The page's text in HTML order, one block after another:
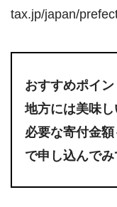
tax.jp/japan/
おすすめポイン
地方には美味し
必要な寄付金
で申し込んでみ